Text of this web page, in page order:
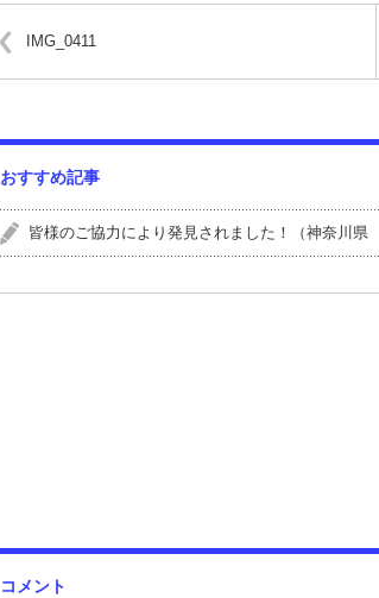
IMG_0411
おすすめ記事
皆様のご協力により発見されました！（神奈川県
コメント